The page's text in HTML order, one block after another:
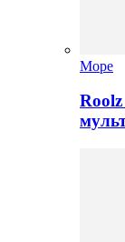
Море